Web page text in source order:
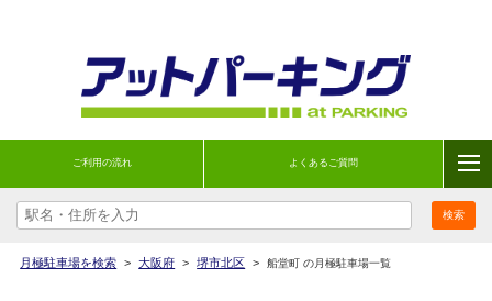
ご利用の流れ よくあるご質問
月極駐車場を検索 > 大阪府 > 堺市北区 > 船堂町 の月極駐車場一覧